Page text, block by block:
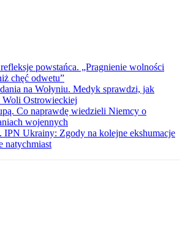
powstańca. „Pragnienie wolności
chęć odwetu”
na Wołyniu. Medyk sprawdzi, jak
Ostrowieckiej
Co naprawdę wiedzieli Niemcy o
wojennych
IPN Ukrainy: Zgody na kolejne ekshumacje
natychmiast